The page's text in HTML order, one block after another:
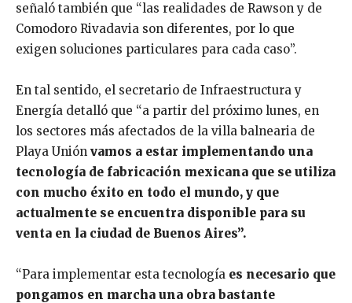
señaló también que “las realidades de Rawson y de
Comodoro Rivadavia son diferentes, por lo que
exigen soluciones particulares para cada caso”.
En tal sentido, el secretario de Infraestructura y
Energía detalló que “a partir del próximo lunes, en
los sectores más afectados de la villa balnearia de
Playa Unión vamos a estar implementando una
tecnología de fabricación mexicana que se utiliza
con mucho éxito en todo el mundo, y que
actualmente se encuentra disponible para su
venta en la ciudad de Buenos Aires”.
“Para implementar esta tecnología es necesario que
pongamos en marcha una obra bastante